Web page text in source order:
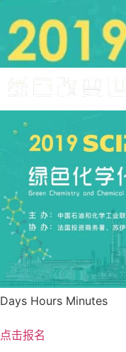
Days Hours Minutes
点击报名